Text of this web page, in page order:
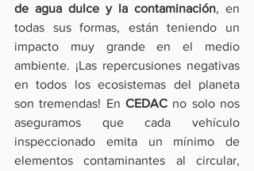
de agua dulce y la contaminación, en
todas sus formas, están teniendo un
impacto muy grande en el medio
ambiente. ¡Las repercusiones negativas
en todos los ecosistemas del planeta
son tremendas! En CEDAC no solo nos
aseguramos que cada vehículo
inspeccionado emita un mínimo de
elementos contaminantes al circular,